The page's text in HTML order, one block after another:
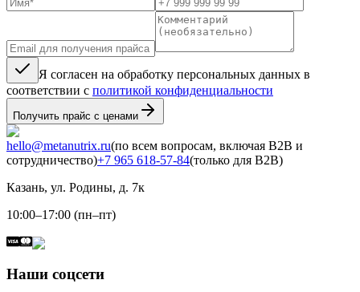
Я согласен на обработку персональных данных в
соответствии с политикой конфиденциальности
Получить прайс с ценами
hello@metanutrix.ru(по всем вопросам, включая B2B и
сотрудничество)+7 965 618-57-84(только для B2B)
Казань, ул. Родины, д. 7к
10:00–17:00 (пн–пт)
Наши соцсети